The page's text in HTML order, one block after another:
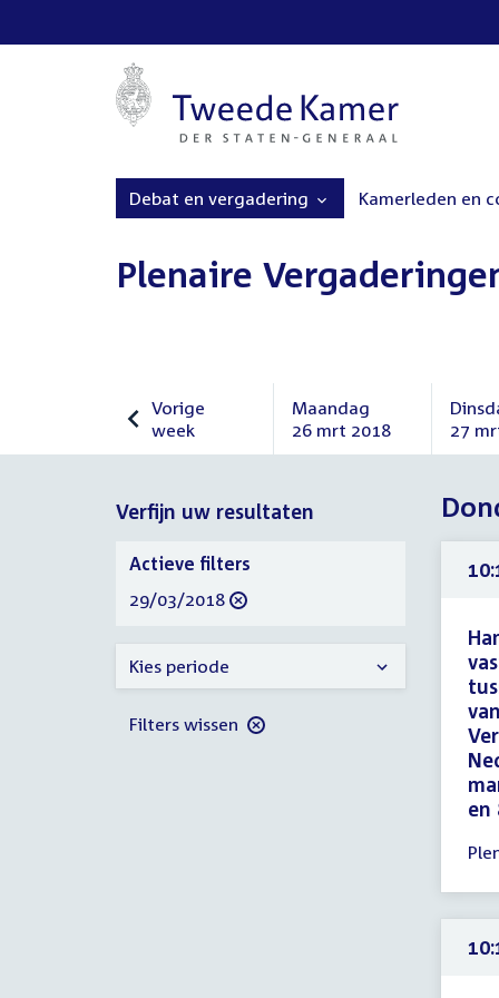
Debat en vergadering Kamerleden en
Plenaire
Vorige
week
Vorige
Maandag
26 mrt 2018
Maandag
2018
27
2018
Verfijn uw resultaten
en
-
Verfijn
uw
resultaten
Actieve filters
verwijder
29/03/2018
Kies periode
Filters wissen